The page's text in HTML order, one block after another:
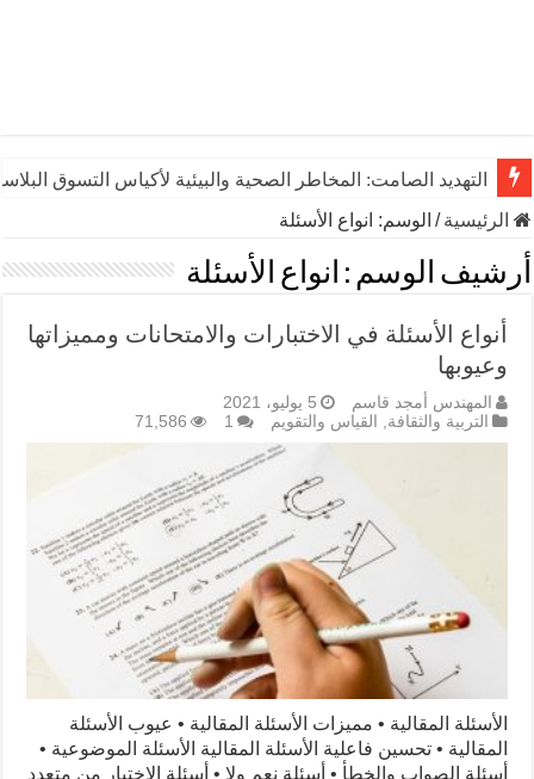
التهديد الصامت: المخاطر الصحية والبيئية لأكياس التسوق
الرئيسية/ الوسم: انواع الأسئلة
أرشيف الوسم : انواع الأسئلة
أنواع الأسئلة في الاختبارات والامتحانات ومميزاتها
وعيوبها
المهندس أمجد قاسم
5 يوليو، 2021
التربية والثقافة, القياس والتقويم 1
71,586
الأسئلة المقالية • مميزات الأسئلة المقالية • عيوب الأسئلة
المقالية • تحسين فاعلية الأسئلة المقالية الأسئلة الموضوعية •
أسئلة الصواب والخطأ • أسئلة نعم ولا • أسئلة الاختيار من متعدد